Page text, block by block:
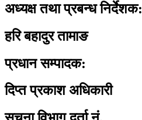
अध्यक्ष तथा प्रबन्ध निर्देशक:
हरि बहादुर तामाङ
प्रधान सम्पादक:
दिप्त प्रकाश अधिकारी